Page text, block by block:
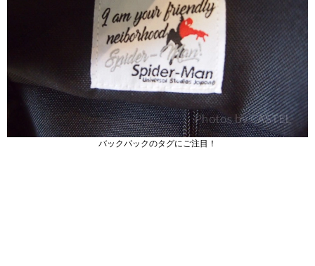
バックパックのタグにご注目！